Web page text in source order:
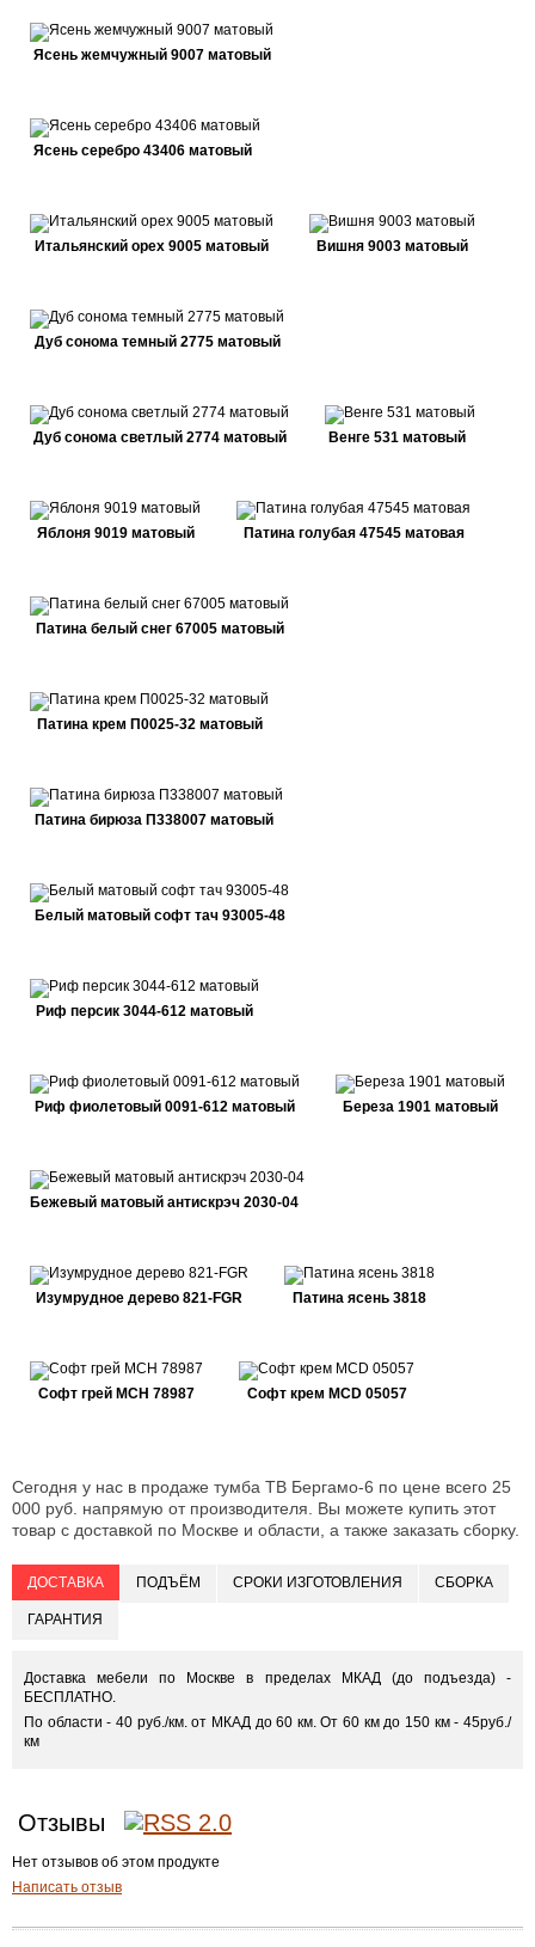
Ясень жемчужный 9007 матовый
Ясень серебро 43406 матовый
Итальянский орех 9005 матовый Вишня 9003 матовый
Дуб сонома темный 2775 матовый
Дуб сонома светлый 2774 матовый Венге 531 матовый
Яблоня 9019 матовый Патина голубая 47545 матовая
Патина белый снег 67005 матовый
Патина крем П0025-32 матовый
Патина бирюза П338007 матовый
Белый матовый софт тач 93005-48
Риф персик 3044-612 матовый
Риф фиолетовый 0091-612 матовый Береза 1901 матовый
Бежевый матовый антискрэч 2030-04
Изумрудное дерево 821-FGR Патина ясень 3818
Софт грей MCH 78987 Софт крем MCD 05057
Сегодня у нас в продаже тумба ТВ Бергамо-6 по цене всего 25
000 руб. напрямую от производителя. Вы можете купить этот
товар с доставкой по Москве и области, а также заказать сборку.
ДОСТАВКА ПОДЪЁМ СРОКИ ИЗГОТОВЛЕНИЯ СБОРКА
ГАРАНТИЯ
Доставка мебели по Москве в пределах МКАД (до подъезда) -
БЕСПЛАТНО.
По области - 40 руб./км. от МКАД до 60 км. От 60 км до 150 км - 45руб./
км
Отзывы
Нет отзывов об этом продукте
Написать отзыв